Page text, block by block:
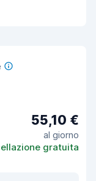
55,10 €
al giorno
gratuita